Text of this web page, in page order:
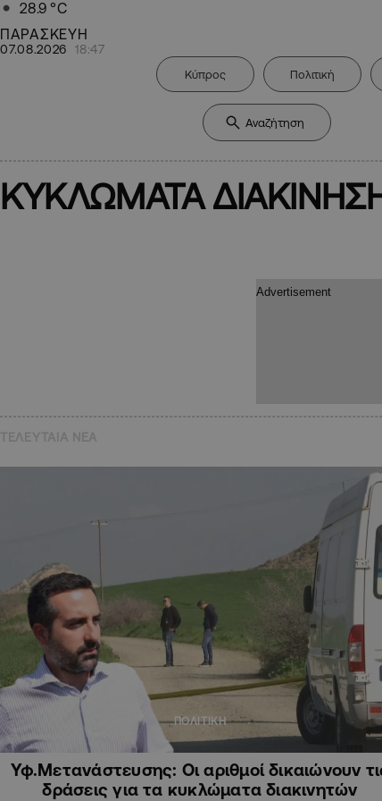
28.9 °C
ΠΑΡΑΣΚΕΥΗ
07.08.2026 18:47
Κύπρος Πολιτική
ΚΥΚΛΩΜΑΤΑ
ΠΟΛΙΤΙΚΗ
Υφ.Μετανάστευσης: Οι αριθμοί δικαιώνουν
δράσεις για τα κυκλώματα διακινητών